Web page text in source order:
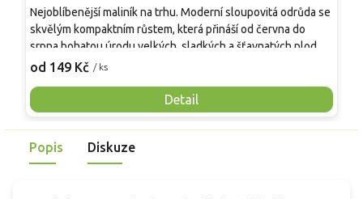
od 149 Kč / ks
Detail
Nejoblíbenější maliník na trhu. Moderní sloupovitá odrůda se
skvělým kompaktním růstem, která přináší od června do
srpna bohatou úrodu velkých, sladkých a šťavnatých plodů.
Pevné vzpřímené výhony tvoří elegantní habitus bez
Mrazuvzdornost do −25 °C a spolehlivá vitalita z něj dělají
skvělou volbu pro každého pěstitele.
Popis Diskuze